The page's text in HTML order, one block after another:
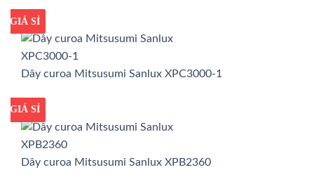
GIÁ TỐT
GIÁ SỈ
Dây curoa Mitsusumi Sanlux XPC3000-1
GIÁ TỐT
GIÁ SỈ
Dây curoa Mitsusumi Sanlux XPB2360